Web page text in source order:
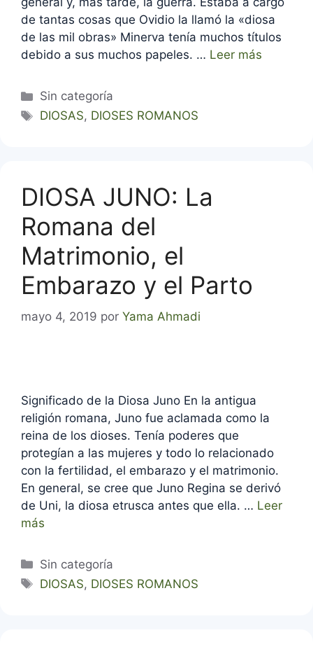
de tantas cosas que Ovidio la llamó la «diosa
de las mil obras» Minerva tenía muchos títulos
debido a sus muchos papeles. … Leer más
Categorías
Sin categoría
Etiquetas
DIOSAS, DIOSES ROMANOS
DIOSA JUNO: La
Romana del
Matrimonio, el
Embarazo y el Parto
mayo 4, 2019 por Yama Ahmadi
Significado de la Diosa Juno En la antigua
religión romana, Juno fue aclamada como la
reina de los dioses. Tenía poderes que
protegían a las mujeres y todo lo relacionado
con la fertilidad, el embarazo y el matrimonio.
En general, se cree que Juno Regina se derivó
de Uni, la diosa etrusca antes que ella. … Leer
más
Categorías
Sin categoría
Etiquetas
DIOSAS, DIOSES ROMANOS